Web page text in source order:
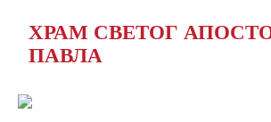
ХРАМ СВЕТОГ
ПАВЛА